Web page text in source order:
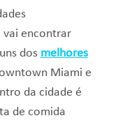
vai encontrar
dos melhores
Miami e
da cidade é
de comida